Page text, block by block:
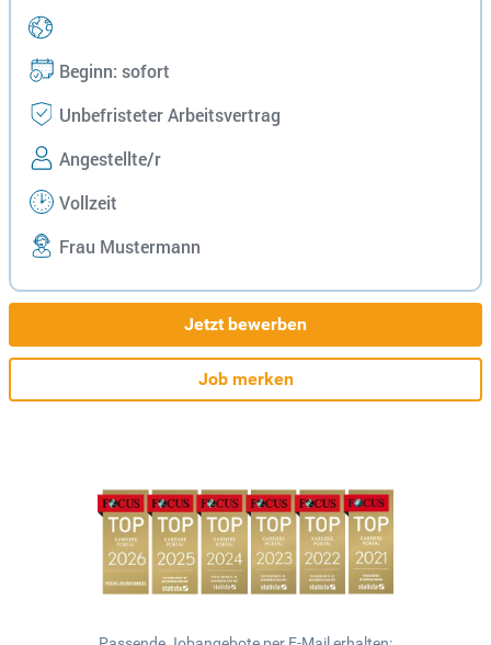
Beginn: sofort
Unbefristeter Arbeitsvertrag
Angestellte/r
Vollzeit
Frau Mustermann
Jetzt bewerben
Job merken